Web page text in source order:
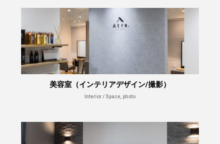
美容室（インテリアデザイン/撮影）
Interior / Space, photo